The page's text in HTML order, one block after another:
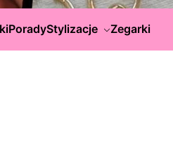
PoradyStylizacje Zegarki